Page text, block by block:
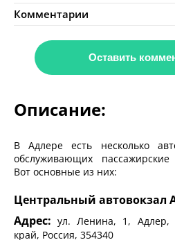
Комментарии
Оставить
Описание:
В Адлере есть несколько
обслуживающих пассажирские
Вот основные из них:
Центральный автовокзал
Адрес: ул. Ленина, 1, Адлер,
край, Россия, 354340